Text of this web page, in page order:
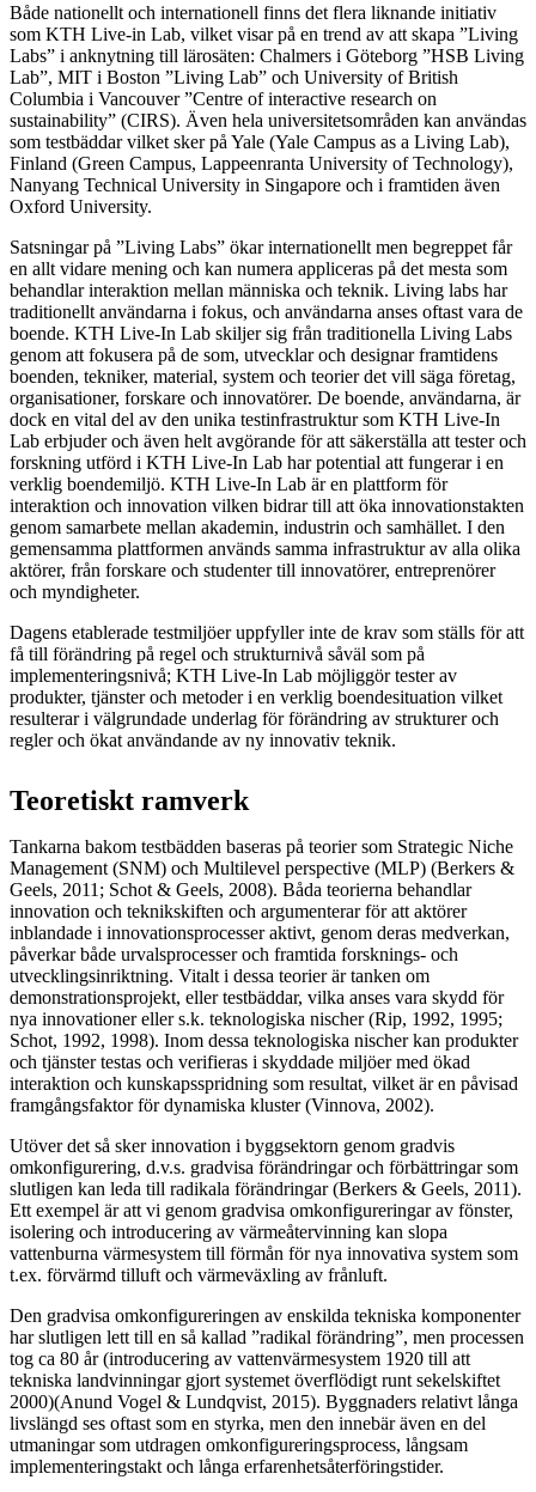
Både nationellt och internationell finns det flera liknande initiativ
som KTH Live-in Lab, vilket visar på en trend av att skapa ”Living
Labs” i anknytning till lärosäten: Chalmers i Göteborg ”HSB Living
Lab”, MIT i Boston ”Living Lab” och University of British
Columbia i Vancouver ”Centre of interactive research on
sustainability” (CIRS). Även hela universitetsområden kan användas
som testbäddar vilket sker på Yale (Yale Campus as a Living Lab),
Finland (Green Campus, Lappeenranta University of Technology),
Nanyang Technical University in Singapore och i framtiden även
Oxford University.
Satsningar på ”Living Labs” ökar internationellt men begreppet får
en allt vidare mening och kan numera appliceras på det mesta som
behandlar interaktion mellan människa och teknik. Living labs har
traditionellt användarna i fokus, och användarna anses oftast vara de
boende. KTH Live-In Lab skiljer sig från traditionella Living Labs
genom att fokusera på de som, utvecklar och designar framtidens
boenden, tekniker, material, system och teorier det vill säga företag,
organisationer, forskare och innovatörer. De boende, användarna, är
dock en vital del av den unika testinfrastruktur som KTH Live-In
Lab erbjuder och även helt avgörande för att säkerställa att tester och
forskning utförd i KTH Live-In Lab har potential att fungerar i en
verklig boendemiljö. KTH Live-In Lab är en plattform för
interaktion och innovation vilken bidrar till att öka innovationstakten
genom samarbete mellan akademin, industrin och samhället. I den
gemensamma plattformen används samma infrastruktur av alla olika
aktörer, från forskare och studenter till innovatörer, entreprenörer
och myndigheter.
Dagens etablerade testmiljöer uppfyller inte de krav som ställs för att
få till förändring på regel och strukturnivå såväl som på
implementeringsnivå; KTH Live-In Lab möjliggör tester av
produkter, tjänster och metoder i en verklig boendesituation vilket
resulterar i välgrundade underlag för förändring av strukturer och
regler och ökat användande av ny innovativ teknik.
Teoretiskt ramverk
Tankarna bakom testbädden baseras på teorier som Strategic Niche
Management (SNM) och Multilevel perspective (MLP) (Berkers &
Geels, 2011; Schot & Geels, 2008). Båda teorierna behandlar
innovation och teknikskiften och argumenterar för att aktörer
inblandade i innovationsprocesser aktivt, genom deras medverkan,
påverkar både urvalsprocesser och framtida forsknings- och
utvecklingsinriktning. Vitalt i dessa teorier är tanken om
demonstrationsprojekt, eller testbäddar, vilka anses vara skydd för
nya innovationer eller s.k. teknologiska nischer (Rip, 1992, 1995;
Schot, 1992, 1998). Inom dessa teknologiska nischer kan produkter
och tjänster testas och verifieras i skyddade miljöer med ökad
interaktion och kunskapsspridning som resultat, vilket är en påvisad
framgångsfaktor för dynamiska kluster (Vinnova, 2002).
Utöver det så sker innovation i byggsektorn genom gradvis
omkonfigurering, d.v.s. gradvisa förändringar och förbättringar som
slutligen kan leda till radikala förändringar (Berkers & Geels, 2011).
Ett exempel är att vi genom gradvisa omkonfigureringar av fönster,
isolering och introducering av värmeåtervinning kan slopa
vattenburna värmesystem till förmån för nya innovativa system som
t.ex. förvärmd tilluft och värmeväxling av frånluft.
Den gradvisa omkonfigureringen av enskilda tekniska komponenter
har slutligen lett till en så kallad ”radikal förändring”, men processen
tog ca 80 år (introducering av vattenvärmesystem 1920 till att
tekniska landvinningar gjort systemet överflödigt runt sekelskiftet
2000)(Anund Vogel & Lundqvist, 2015). Byggnaders relativt långa
livslängd ses oftast som en styrka, men den innebär även en del
utmaningar som utdragen omkonfigureringsprocess, långsam
implementeringstakt och långa erfarenhetsåterföringstider.